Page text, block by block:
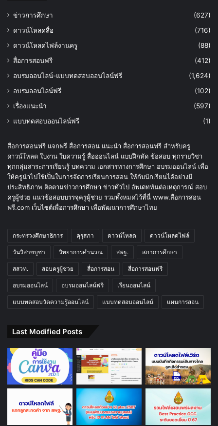
ข่าวการศึกษา
(627)
ดาวน์โหลดสื่อ
(716)
ดาวน์โหลดไฟล์งานครู
(88)
สื่อการสอนฟรี
(412)
อบรมออนไลน์-แบบทดสอบออนไลน์ฟรี
(1,624)
อบรมออนไลน์ฟรี
(102)
เรื่องแนะนำ
(597)
แบบทดสอบออนไลน์ฟรี
(1)
สื่อการสอนฟรี แจกฟรี สื่อการสอน แนะนำ สื่อการสอนฟรี สำหรับครู
ดาวน์โหลด ใบงาน ใบความรู้ สื่อออนไลน์ แบบฝึกหัด ข้อสอบ ทุกรายวิชา
ทุกกลุ่มสาระการเรียนรู้ บทความ เอกสารทางการศึกษา อบรมออนไลน์ เพื่อ
ให้ครูนำไปใช้เป็นในการจัดการเรียนการสอน ให้กับนักเรียนได้อย่างมี
ประสิทธิภาพ ติดตามข่าวการศึกษา ข่าวทั่วไป อัพเดททันต่อเหตุการณ์ สอบ
ครูผู้ช่วย แนวข้อสอบบรรจุครูผู้ช่วย รวมทั้งหมดไว้ที่นี่ www.สื่อการสอน
ฟรี.com เว็บไซต์เพื่อการศึกษา เพื่อพัฒนาการศึกษาไทย
กระทรวงศึกษาธิการ คุรุสภา ดาวน์โหลด ดาวน์โหลดไฟล์
วันวิสาขบูชา วิทยาการคำนวณ สพฐ. สภาการศึกษา
สสวท. สอบครูผู้ช่วย สื่อการสอน สื่อการสอนฟรี
อบรมออนไลน์ อบรมออนไลน์ฟรี เรียนออนไลน์
แบบทดสอบวัดความรู้ออนไลน์ แบบทดสอบออนไลน์ แผนการสอน
Last Modified Posts